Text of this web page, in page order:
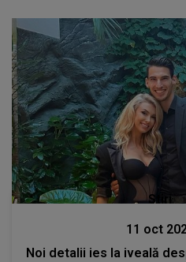
Stiri
11 oct
Noi detalii ies la iveală